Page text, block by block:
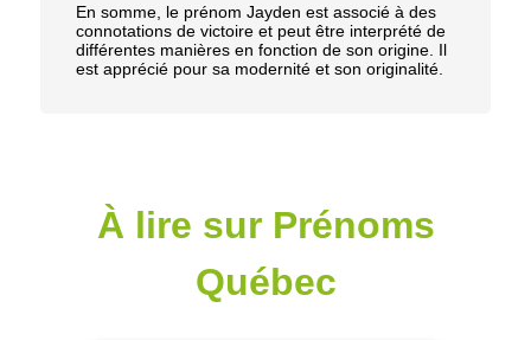
En somme, le prénom Jayden est associé à des
connotations de victoire et peut être interprété de
différentes manières en fonction de son origine. Il
est apprécié pour sa modernité et son originalité.
À lire sur Prénoms
Québec